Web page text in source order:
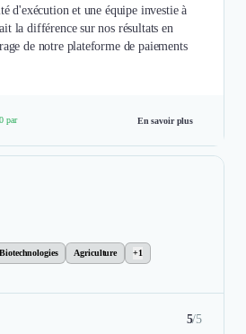
d'exécution et une équipe investie à
la différence sur nos résultats en
de notre plateforme de paiements
par En savoir plus
Biotechnologies Agriculture +1
5/5